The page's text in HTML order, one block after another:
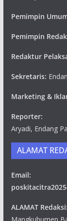
Pemimpin
Pemimpin
Redaktur
Sekretaris:
Marketing &
Reporter:
Aryadi, Endang
ALAMAT
Email:
ALAMAT Redaksi: